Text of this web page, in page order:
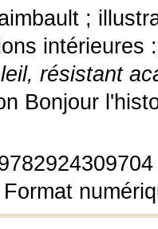
;
intérieures
résistant
Bonjour